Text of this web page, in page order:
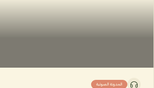
المدونة الصوتية